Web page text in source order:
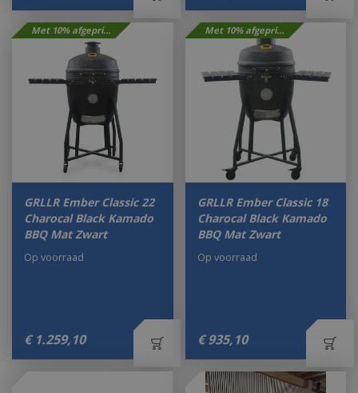
Met 10% afgeprijsd
GRLLR Ember Classic 22
Charocal Black Kamado
BBQ Mat Zwart
€ 1.259,10
Op voorraad
Met 10% afgeprijsd
GRLLR Ember Classic 18
Charocal Black Kamado
BBQ Mat Zwart
€ 935,10
Op voorraad